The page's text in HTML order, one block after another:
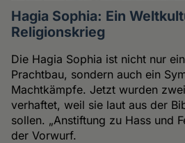
Hagia Sophia: Ein
Religionskrieg
Die Hagia Sophia ist nicht nur
Prachtbau, sondern auch ein
Machtkämpfe. Jetzt wurden
verhaftet, weil sie laut aus der
sollen. „Anstiftung zu Hass und
der Vorwurf.